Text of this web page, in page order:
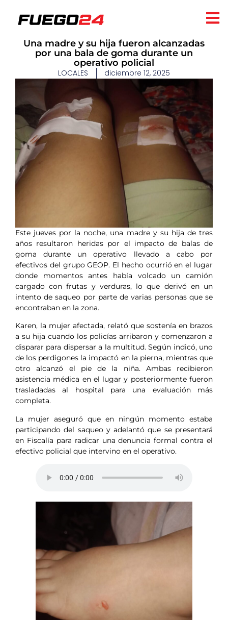
Una madre y su hija fueron alcanzadas
por una bala de goma durante un
operativo policial
LOCALES diciembre 12, 2025
Este jueves por la noche, una madre y su hija de tres
años resultaron heridas por el impacto de balas de
goma durante un operativo llevado a cabo por
efectivos del grupo GEOP. El hecho ocurrió en el lugar
donde momentos antes había volcado un camión
cargado con frutas y verduras, lo que derivó en un
intento de saqueo por parte de varias personas que se
encontraban en la zona.
Karen, la mujer afectada, relató que sostenía en brazos
a su hija cuando los policías arribaron y comenzaron a
disparar para dispersar a la multitud. Según indicó, uno
de los perdigones la impactó en la pierna, mientras que
otro alcanzó el pie de la niña. Ambas recibieron
asistencia médica en el lugar y posteriormente fueron
trasladadas al hospital para una evaluación más
completa.
La mujer aseguró que en ningún momento estaba
participando del saqueo y adelantó que se presentará
en Fiscalía para radicar una denuncia formal contra el
efectivo policial que intervino en el operativo.